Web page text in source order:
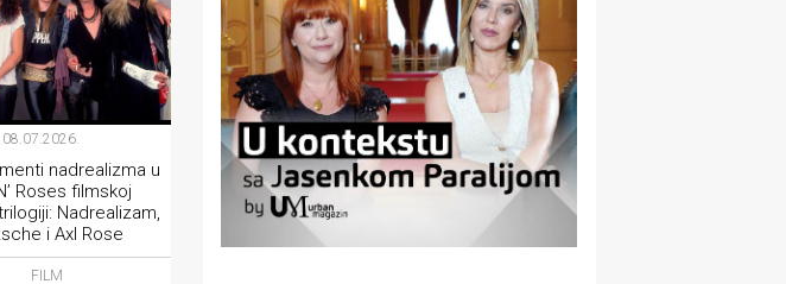
08.07.2026.
nadrealizma u
Roses filmskoj
Nadrealizam,
i Axl Rose
FILM